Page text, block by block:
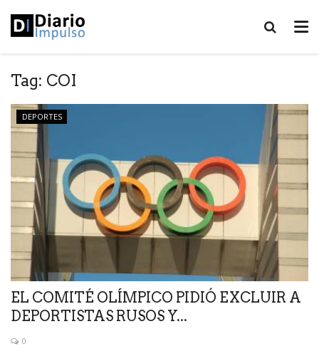
Tag: COI
DEPORTES
EL COMITÉ OLÍMPICO PIDIÓ EXCLUIR A
DEPORTISTAS RUSOS Y...
0